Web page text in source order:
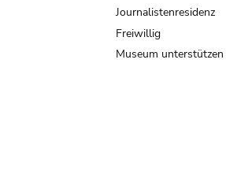
Journalistenresidenz
Freiwillig
Museum unterstützen